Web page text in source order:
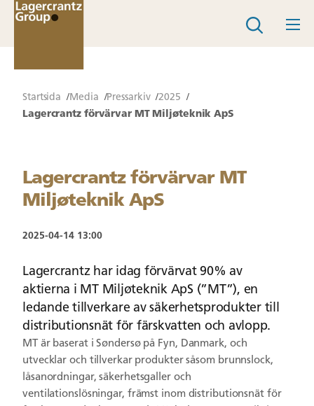
Startsida Media Pressarkiv
2025
Lagercrantz förvärvar MT Miljøteknik ApS
Lagercrantz förvärvar MT
Miljøteknik ApS
2025-04-14 13:00
Lagercrantz har idag förvärvat 90% av
aktierna i MT Miljøteknik ApS (”MT”), en
ledande tillverkare av säkerhetsprodukter till
distributionsnät för färskvatten och avlopp.
MT är baserat i Søndersø på Fyn, Danmark, och
utvecklar och tillverkar produkter såsom brunnslock,
låsanordningar, säkerhetsgaller och
ventilationslösningar, främst inom distributionsnät för